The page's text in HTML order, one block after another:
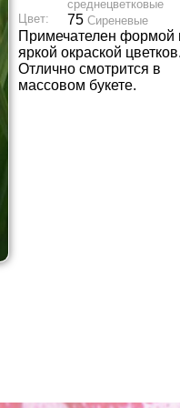
среднецветковые
Цвет:
75 Сиреневые
Примечателен формой
яркой окраской цветков.
Отлично смотрится в
массовом букете.